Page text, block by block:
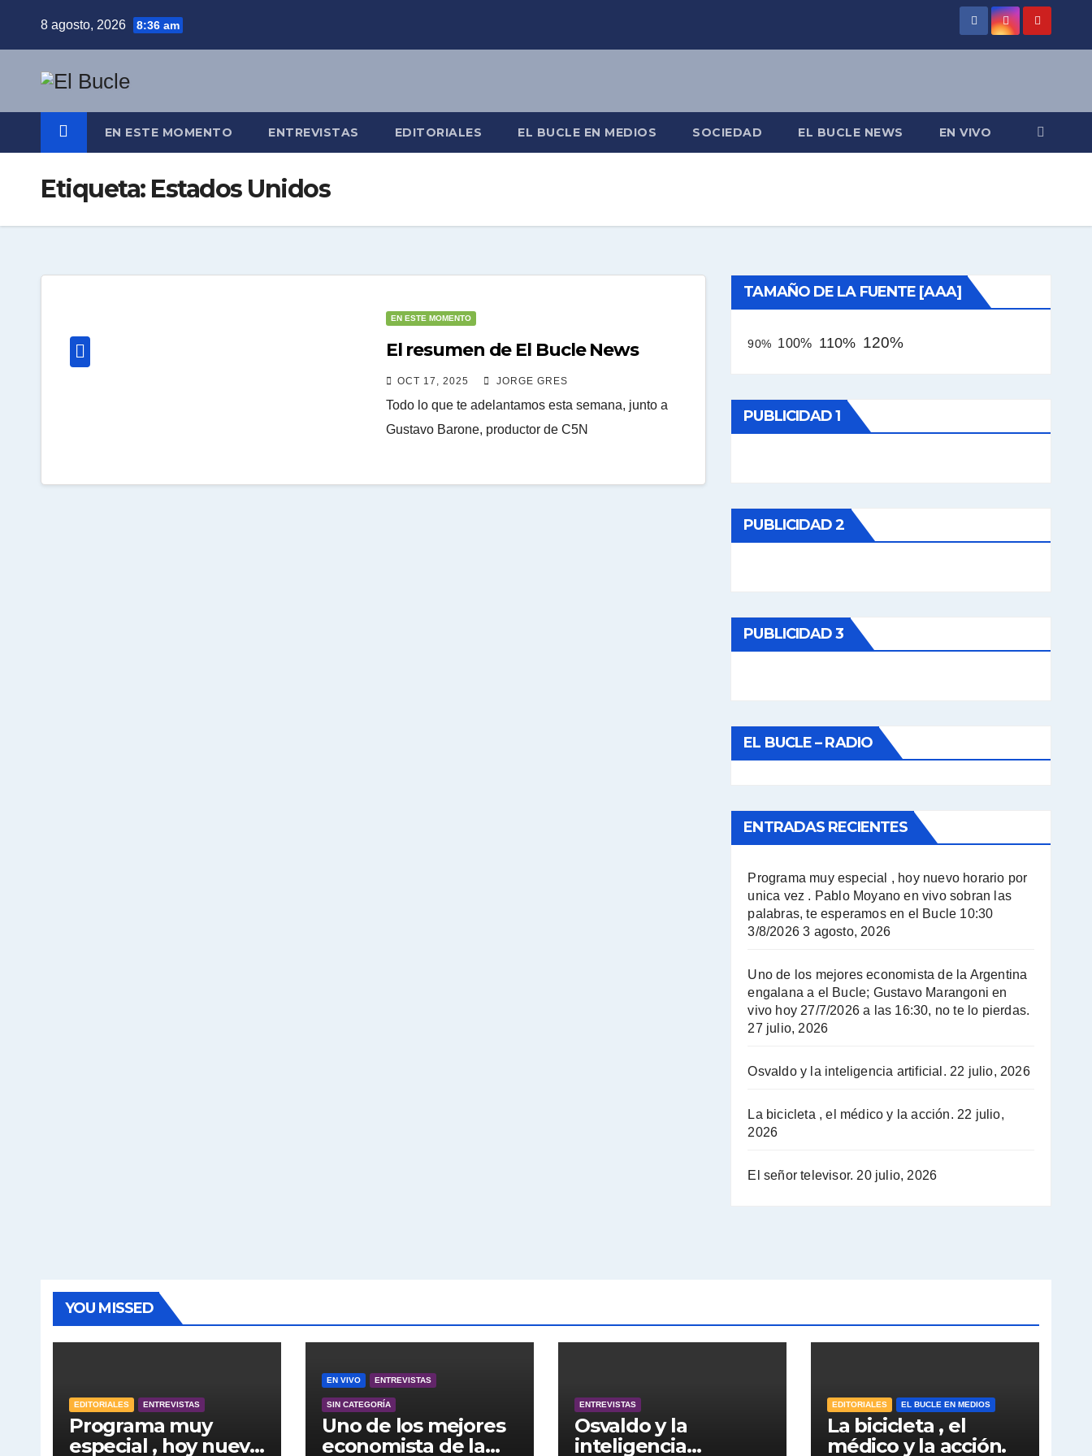
8 agosto, 2026 8:36 am
EN ESTE MOMENTO ENTREVISTAS EDITORIALES EL BUCLE EN MEDIOS SOCIEDAD EL BUCLE NEWS EN VIVO
Etiqueta: Estados Unidos
EN ESTE MOMENTO
El resumen de El Bucle News
OCT 17, 2025 JORGE GRES
Todo lo que te adelantamos esta semana, junto a
Gustavo Barone, productor de C5N
TAMAÑO DE LA FUENTE [AAA]
90% 100% 110% 120%
PUBLICIDAD 1
PUBLICIDAD 2
PUBLICIDAD 3
EL BUCLE – RADIO
ENTRADAS RECIENTES
Programa muy especial , hoy nuevo horario por
unica vez . Pablo Moyano en vivo sobran las
palabras, te esperamos en el Bucle 10:30
3/8/2026 3 agosto, 2026
Uno de los mejores economista de la Argentina
engalana a el Bucle; Gustavo Marangoni en
vivo hoy 27/7/2026 a las 16:30, no te lo pierdas.
27 julio, 2026
Osvaldo y la inteligencia artificial. 22 julio, 2026
La bicicleta , el médico y la acción. 22 julio,
2026
El señor televisor. 20 julio, 2026
YOU MISSED
EDITORIALES ENTREVISTAS
Programa muy
especial , hoy nuevo
EN VIVO ENTREVISTAS
SIN CATEGORÍA
Uno de los mejores
economista de la
ENTREVISTAS
Osvaldo y la
inteligencia
EDITORIALES EL BUCLE EN MEDIOS
La bicicleta , el
médico y la acción.